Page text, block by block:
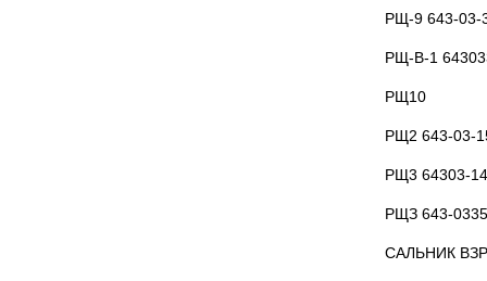
РЩ-9 643-03-
РЩ-В-1
РЩ10
РЩ2 643-03-
РЩ3 64303-
РЩЗ 643-
САЛЬНИК